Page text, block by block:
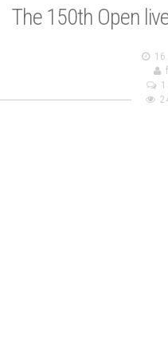
The 150th Open